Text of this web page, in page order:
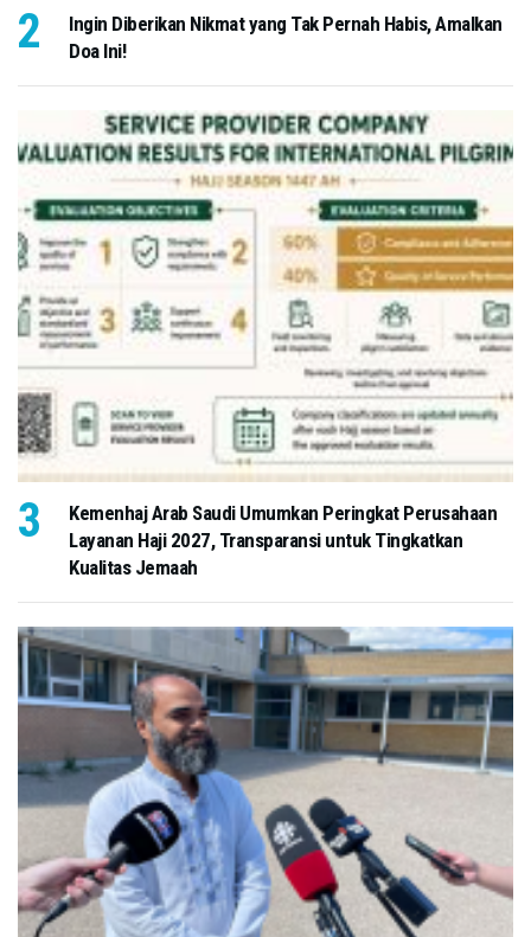
Ingin Diberikan Nikmat yang Tak Pernah Habis, Amalkan
Doa Ini!
Kemenhaj Arab Saudi Umumkan Peringkat Perusahaan
Layanan Haji 2027, Transparansi untuk Tingkatkan
Kualitas Jemaah